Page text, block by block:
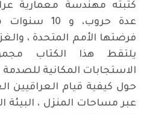
كتبته مهندسة معمارية
عدة حروب، و
فرضتها الأمم المتحدة ،
يلتقط هذا الكتاب
الاستجابات المكانية
حول كيفية قيام العراقيين
عبر مساحات المنزل ، البيئة